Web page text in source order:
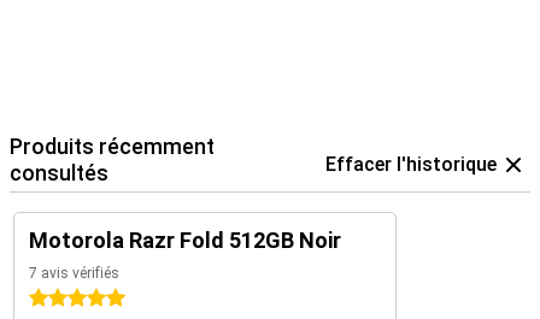
Produits récemment
consultés
Effacer l'historique
Motorola Razr Fold 512GB Noir
7 avis vérifiés
5 étoiles